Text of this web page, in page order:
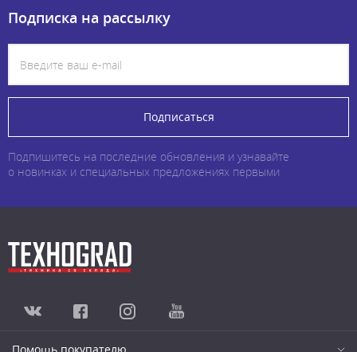
Подписка на рассылку
Подписаться
Подпишитесь на последние обновления и узнавайте
о новинках и специальных предложениях первыми